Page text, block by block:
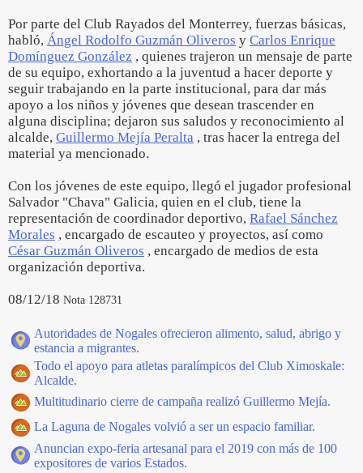
Por parte del Club Rayados del Monterrey, fuerzas básicas,
habló, Ángel Rodolfo Guzmán Oliveros y Carlos Enrique
Domínguez González , quienes trajeron un mensaje de parte
de su equipo, exhortando a la juventud a hacer deporte y
seguir trabajando en la parte institucional, para dar más
apoyo a los niños y jóvenes que desean trascender en
alguna disciplina; dejaron sus saludos y reconocimiento al
alcalde, Guillermo Mejía Peralta , tras hacer la entrega del
material ya mencionado.
Con los jóvenes de este equipo, llegó el jugador profesional
Salvador "Chava" Galicia, quien en el club, tiene la
representación de coordinador deportivo, Rafael Sánchez
Morales , encargado de escauteo y proyectos, así como
César Guzmán Oliveros , encargado de medios de esta
organización deportiva.
08/12/18 Nota 128731
Autoridades de Nogales ofrecieron alimento, salud, abrigo y
estancia a migrantes.
Todo el apoyo para atletas paralímpicos del Club Ximoskale:
Alcalde.
Multitudinario cierre de campaña realizó Guillermo Mejía.
La Laguna de Nogales volvió a ser un espacio familiar.
Anuncian expo-feria artesanal para el 2019 con más de 100
expositores de varios Estados.